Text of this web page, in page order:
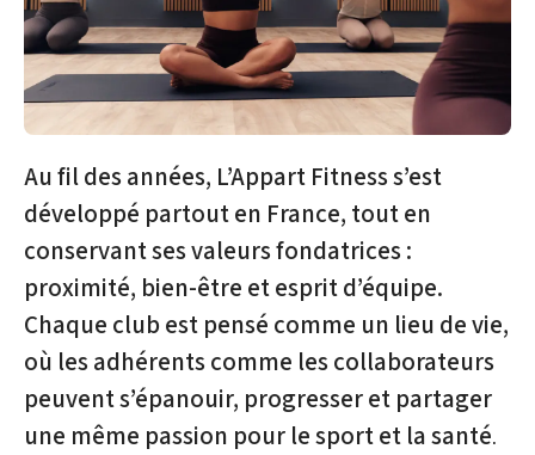
Au fil des années, L’Appart Fitness s’est
développé partout en France, tout en
conservant ses valeurs fondatrices :
proximité, bien-être et esprit d’équipe.
Chaque club est pensé comme un lieu de vie,
où les adhérents comme les collaborateurs
peuvent s’épanouir, progresser et partager
une même passion pour le sport et la santé.